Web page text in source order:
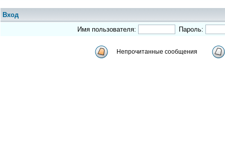
Вход
Имя пользователя:
Пароль:
Непрочитанные сообщения